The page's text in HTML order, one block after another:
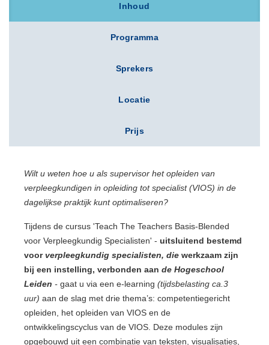
Inhoud
Programma
Sprekers
Locatie
Prijs
Wilt u weten hoe u als supervisor het opleiden van
verpleegkundigen in opleiding tot specialist (VIOS) in de
dagelijkse praktijk kunt optimaliseren?
Tijdens de cursus 'Teach The Teachers Basis-Blended
voor Verpleegkundig Specialisten' - uitsluitend bestemd
voorverpleegkundig specialisten, die werkzaam zijn
bij een instelling, verbonden aan de Hogeschool
Leiden - gaat u via een e-learning (tijdsbelasting ca.3
uur) aan de slag met drie thema’s: competentiegericht
opleiden, het opleiden van VIOS en de
ontwikkelingscyclus van de VIOS. Deze modules zijn
opgebouwd uit een combinatie van teksten, visualisaties,